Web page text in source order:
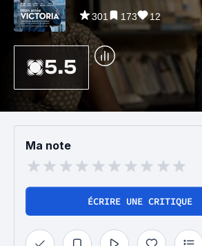
301 173 12
5.5
Ma note
ÉCRIRE UNE CRITIQUE